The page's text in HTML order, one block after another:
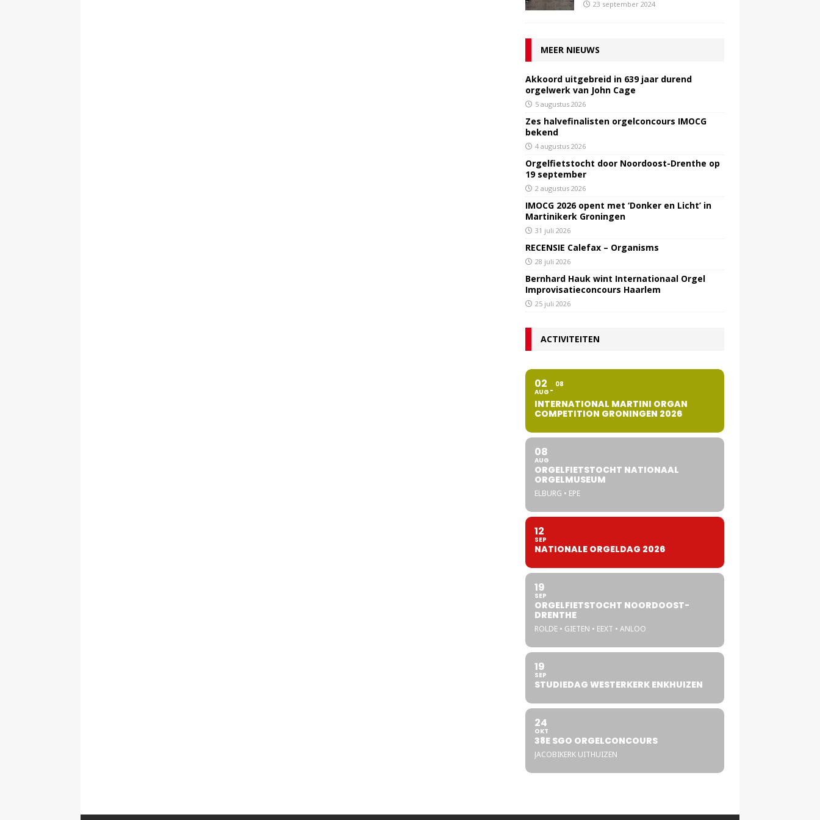
23 september 2024
MEER NIEUWS
Akkoord uitgebreid in 639 jaar durend
orgelwerk van John Cage
5 augustus 2026
Zes halvefinalisten orgelconcours IMOCG
bekend
4 augustus 2026
Orgelfietstocht door Noordoost-Drenthe op
19 september
2 augustus 2026
IMOCG 2026 opent met ‘Donker en Licht’ in
Martinikerk Groningen
31 juli 2026
RECENSIE Calefax – Organisms
28 juli 2026
Bernhard Hauk wint Internationaal Orgel
Improvisatieconcours Haarlem
25 juli 2026
ACTIVITEITEN
02
AUG
08
INTERNATIONAL MARTINI ORGAN
COMPETITION GRONINGEN 2026
08
AUG
ORGELFIETSTOCHT NATIONAAL
ORGELMUSEUM
ELBURG • EPE
12
SEP
NATIONALE ORGELDAG 2026
19
SEP
ORGELFIETSTOCHT NOORDOOST-
DRENTHE
ROLDE • GIETEN • EEXT • ANLOO
19
SEP
STUDIEDAG WESTERKERK ENKHUIZEN
24
OKT
38E SGO ORGELCONCOURS
JACOBIKERK UITHUIZEN